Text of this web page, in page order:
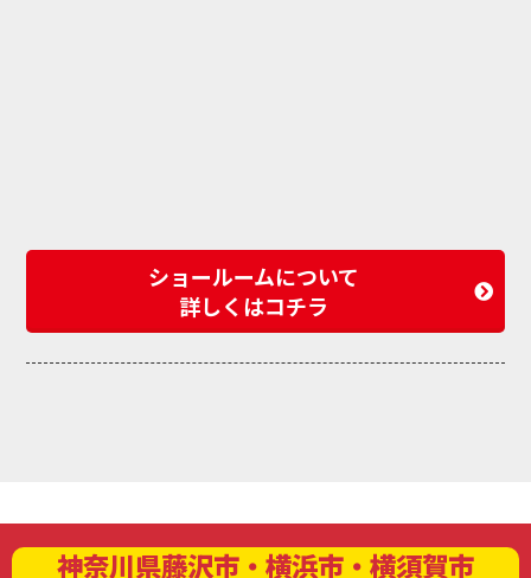
ショールームについて
詳しくはコチラ
神奈川県藤沢市・横浜市・横須賀市